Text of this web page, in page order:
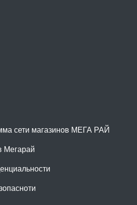
сети магазинов МЕГА РАЙ
Мегарай